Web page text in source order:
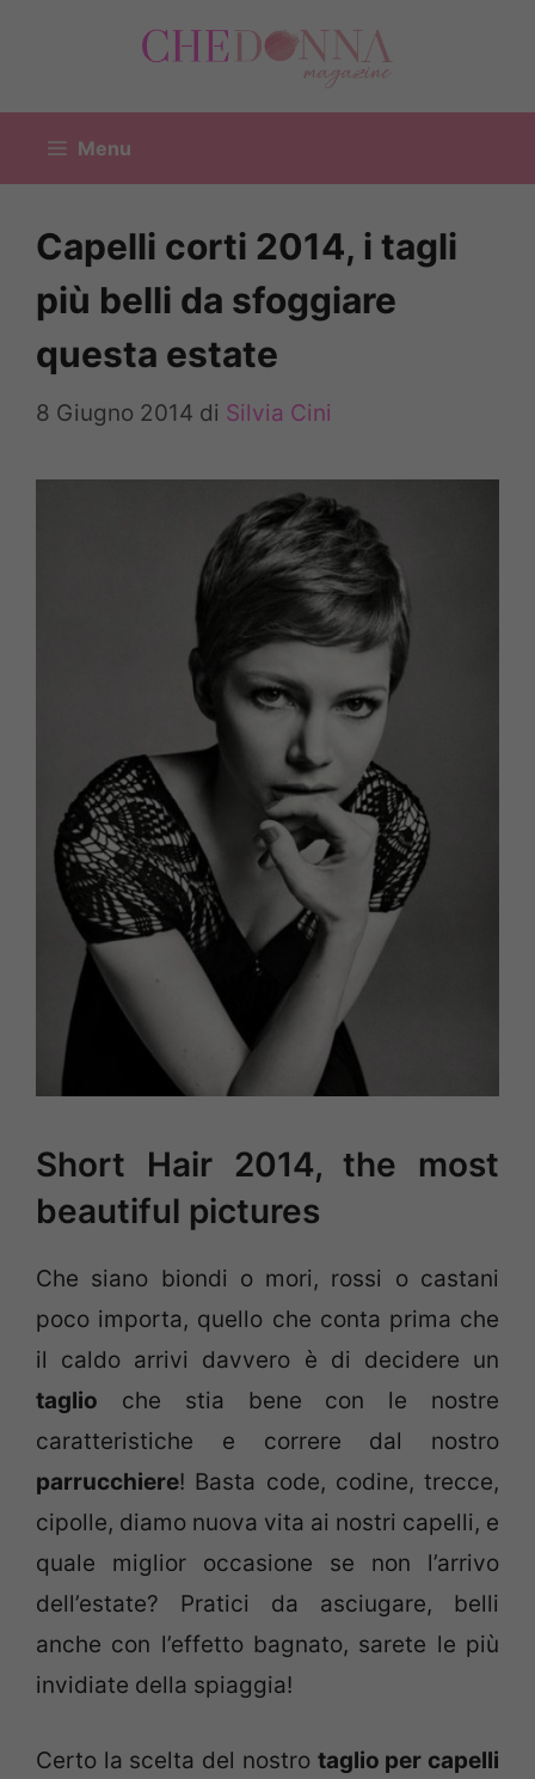
Menu
Capelli corti 2014, i tagli
più belli da sfoggiare
questa estate
8 Giugno 2014 di Silvia Cini
Short Hair 2014, the most
beautiful pictures
Che siano biondi o mori, rossi o castani
poco importa, quello che conta prima che
il caldo arrivi davvero è di decidere un
taglio che stia bene con le nostre
caratteristiche e correre dal nostro
parrucchiere! Basta code, codine, trecce,
cipolle, diamo nuova vita ai nostri capelli, e
quale miglior occasione se non l’arrivo
dell’estate? Pratici da asciugare, belli
anche con l’effetto bagnato, sarete le più
invidiate della spiaggia!
Certo la scelta del nostro taglio per capelli